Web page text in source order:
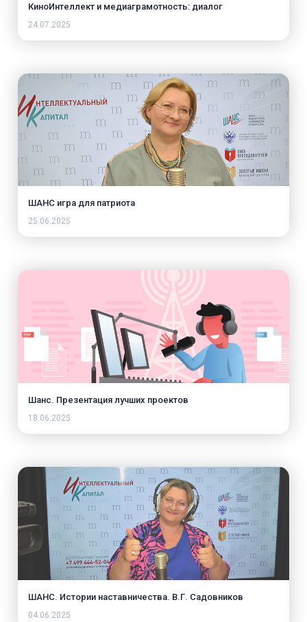
КиноИнтеллект и медиаграмотность: диалог
24.07.2025
ШАНС игра для патриота
25.06.2025
Шанс. Презентация лучших проектов
18.06.2025
ШАНС. Истории наставничества. В.Г. Садовников
04.06.2025